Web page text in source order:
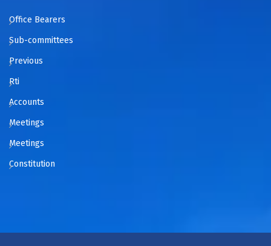
Office Bearers
Sub-committees
Previous
Rti
Accounts
Meetings
Meetings
Constitution